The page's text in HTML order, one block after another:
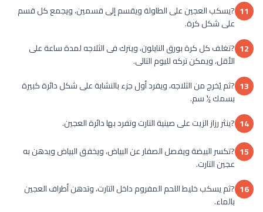
11 ?يسكب العجين على الطاولة ويقسم إلى قسمين، ويجمع كل قسم
على شكل كرة.
12 ?تغلف كل كرة بورق النايلون، ويترك فى الثلاجه لمدة ساعة على
الأقل، ويمكن تركه لليوم التالى.
13 ?ثم يُخرج من الثلاجه، ويفرد أول جزء بالنشابة على شكل دائرة كبيرة
بسمك ½ سم.
14 ?ينثر رزاز الزيت على صينية التارت وتفرد بها دائرة العجين.
15 ?تكسر البيضة ويفصل الصفار عن البياض، ويخفق البياض ويدهن به
عجين التارت.
16 ?ثم يسكب خليط اللحم المفروم داخل التارت، وتدهن أطراف العجين
بالماء.